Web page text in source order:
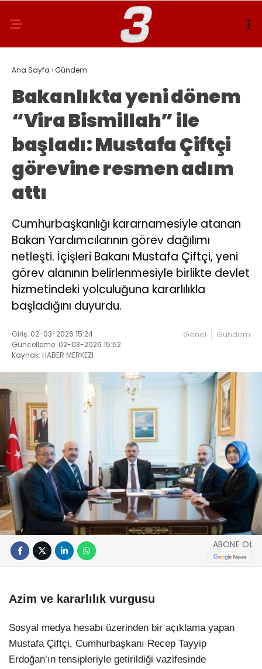
Ana Sayfa ›Gündem
Bakanlıkta yeni dönem
“Vira Bismillah” ile
başladı: Mustafa Çiftçi
görevine resmen adım
attı
Cumhurbaşkanlığı kararnamesiyle atanan
Bakan Yardımcılarının görev dağılımı
netleşti. İçişleri Bakanı Mustafa Çiftçi, yeni
görev alanının belirlenmesiyle birlikte devlet
hizmetindeki yolculuğuna kararlılıkla
başladığını duyurdu.
Giriş: 02-03-2026 15:24
Güncelleme: 02-03-2026 15:52
Kaynak: HABER MERKEZI
Genel Gündem
ABONE OL
Azim ve kararlılık vurgusu
Sosyal medya hesabı üzerinden bir açıklama yapan
Mustafa Çiftçi, Cumhurbaşkanı Recep Tayyip
Erdoğan’ın tensipleriyle getirildiği vazifesinde